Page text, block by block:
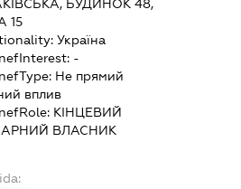
БУДИНОК 48,
15
Україна
-
Не прямий
вплив
КІНЦЕВИЙ
ВЛАСНИК